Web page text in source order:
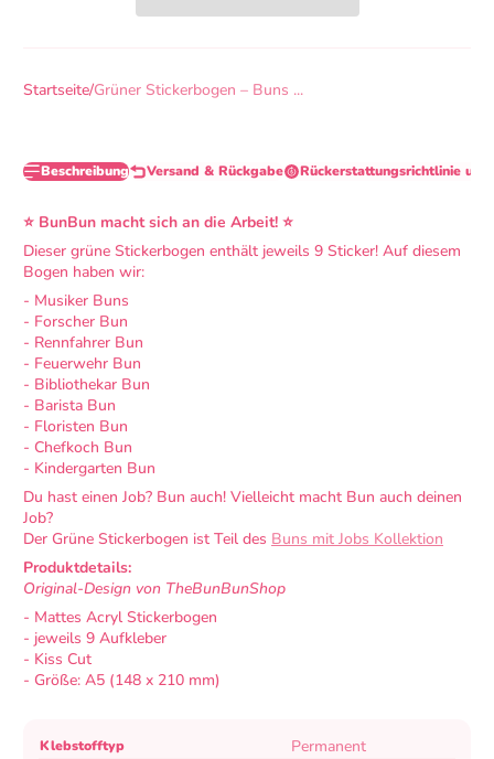
Startseite Grüner Stickerbogen – Buns ...
Beschreibung Versand & Rückgabe Rückerstattungsrichtlinie
⭐ BunBun macht sich an die Arbeit! ⭐
Dieser grüne Stickerbogen enthält jeweils 9 Sticker! Auf diesem
Bogen haben wir:
- Musiker Buns
- Forscher Bun
- Rennfahrer Bun
- Feuerwehr Bun
- Bibliothekar Bun
- Barista Bun
- Floristen Bun
- Chefkoch Bun
- Kindergarten Bun
Du hast einen Job? Bun auch! Vielleicht macht Bun auch deinen
Job?
Der Grüne Stickerbogen ist Teil des Buns mit Jobs Kollektion
Produktdetails:
Original-Design von TheBunBunShop
- Mattes Acryl Stickerbogen
- jeweils 9 Aufkleber
- Kiss Cut
- Größe: A5 (148 x 210 mm)
Produktspezifikationstabelle
Spezifikationsname Spezifikationswert
Klebstofftyp Permanent